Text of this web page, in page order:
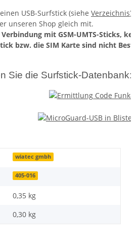
USB-Surfstick (siehe Verzeichnis)
unseren Shop gleich mit.
mit GSM-UMTS-Sticks,
bzw. die SIM Karte sind nicht
Sie die Surfstick-Datenbank:
wiatec gmbh
405-016
0,35 kg
0,30 kg